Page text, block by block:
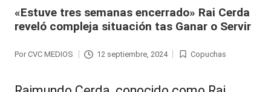
«Estuve tres semanas encerrado» Rai Cerda
reveló compleja situación tas Ganar o Servir
Por CVC MEDIOS 12 septiembre, 2024
Publicada
Copuchas